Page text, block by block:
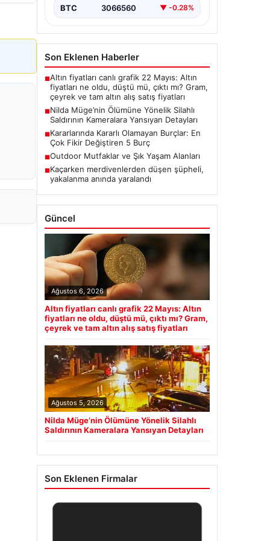
BTC 3066560 ▼ -0.28%
Son Eklenen Haberler
■Altın fiyatları canlı grafik 22 Mayıs: Altın
fiyatları ne oldu, düştü mü, çıktı mı? Gram,
çeyrek ve tam altın alış satış fiyatları
■Nilda Müge’nin Ölümüne Yönelik Silahlı
Saldırının Kameralara Yansıyan Detayları
■Kararlarında Kararlı Olamayan Burçlar: En
Çok Fikir Değiştiren 5 Burç
■Outdoor Mutfaklar ve Şık Yaşam Alanları
■Kaçarken merdivenlerden düşen şüpheli,
yakalanma anında yaralandı
Güncel
Ağustos 6, 2026
Altın fiyatları canlı grafik 22 Mayıs: Altın
fiyatları ne oldu, düştü mü, çıktı mı? Gram,
çeyrek ve tam altın alış satış fiyatları
Ağustos 5, 2026
Nilda Müge’nin Ölümüne Yönelik Silahlı
Saldırının Kameralara Yansıyan Detayları
Son Eklenen Firmalar